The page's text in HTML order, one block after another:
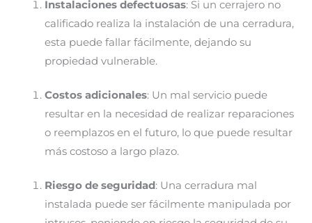
Instalaciones defectuosas: Si un cerrajero no
calificado realiza la instalación de una cerradura,
esta puede fallar fácilmente, dejando su
propiedad vulnerable.
Costos adicionales: Un mal servicio puede
resultar en la necesidad de realizar reparaciones
o reemplazos en el futuro, lo que puede resultar
más costoso a largo plazo.
Riesgo de seguridad: Una cerradura mal
instalada puede ser fácilmente manipulada por